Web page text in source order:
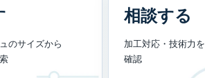
のサイズから
相談する
加工対応・技術力を
確認